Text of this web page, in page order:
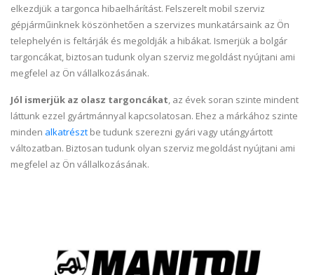
elkezdjük a targonca hibaelhárítást. Felszerelt mobil szerviz
gépjárműinknek köszönhetően a szervizes munkatársaink az Ön
telephelyén is feltárják és megoldják a hibákat. Ismerjük a bolgár
targoncákat, biztosan tudunk olyan szerviz megoldást nyújtani ami
megfelel az Ön vállalkozásának.
Jól ismerjük az olasz targoncákat, az évek soran szinte mindent
láttunk ezzel gyártmánnyal kapcsolatosan. Ehez a márkához szinte
minden alkatrészt be tudunk szerezni gyári vagy utángyártott
változatban. Biztosan tudunk olyan szerviz megoldást nyújtani ami
megfelel az Ön vállalkozásának.